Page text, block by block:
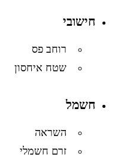
חישובי
רוחב פס
שטח איחסון
חשמל
השראה
זרם חשמלי